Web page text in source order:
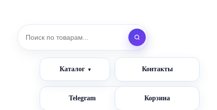
Каталог Контакты
Telegram Корзина